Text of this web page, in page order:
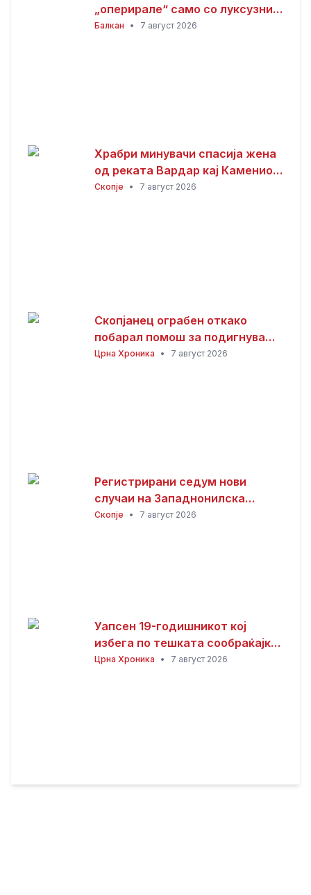
„оперирале“ само со луксузни
автомобили
Балкан • 7 август 2026
Храбри минувачи спасија жена
од реката Вардар кај Камениот
мост
Скопје • 7 август 2026
Скопјанец ограбен откако
побарал помош за подигнување
пари од банкомат
Црна Хроника • 7 август 2026
Регистрирани седум нови
случаи на Западнонилска
треска во Скопје
Скопје • 7 август 2026
Уапсен 19-годишникот кој
избега по тешката сообраќајка
во Ѓорче Петров
Црна Хроника • 7 август 2026